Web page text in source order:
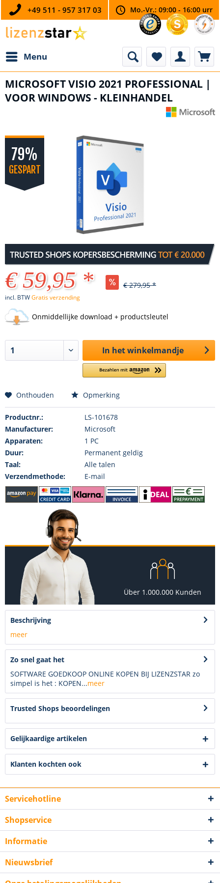
+49 511 - 957 317 03 Mo.-Vr.: 09:00 - 16:00 urr
Menu
MICROSOFT VISIO 2021 PROFESSIONAL |
VOOR WINDOWS - KLEINHANDEL
79%
GESPART
€ 59,95 * € 279,95 *
incl. BTWGratis verzending
Onmiddellijke download + productsleutel
In het winkelmandje
Onthouden Opmerking
Productnr.:
LS-101678
Manufacturer:
Microsoft
Apparaten:
1 PC
Duur:
Permanent geldig
Taal:
Alle talen
Verzendmethode:
E-mail
Über 1.000.000 Kunden
Beschrijving
meer
Zo snel gaat het
SOFTWARE GOEDKOOP ONLINE KOPEN BIJ LIZENZSTAR zo
simpel is het : KOPEN...meer
Trusted Shops beoordelingen
Gelijkaardige artikelen
Klanten kochten ook
Servicehotline
Shopservice
Informatie
Nieuwsbrief